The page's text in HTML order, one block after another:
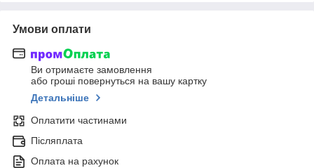
Умови оплати
Ви отримаєте замовлення
або гроші повернуться на вашу картку
Детальніше
Оплатити частинами
Післяплата
Оплата на рахунок